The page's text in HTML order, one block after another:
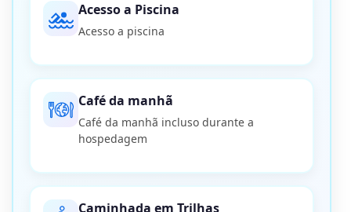
Acesso a Piscina
Acesso a piscina
Café da manhã
Café da manhã incluso durante a
hospedagem
Caminhada em Trilhas